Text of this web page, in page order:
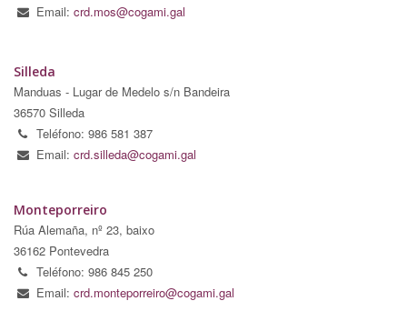
Email: crd.mos@cogami.gal
Silleda
Manduas - Lugar de Medelo s/n Bandeira
36570 Silleda
Teléfono: 986 581 387
Email: crd.silleda@cogami.gal
Monteporreiro
Rúa Alemaña, nº 23, baixo
36162 Pontevedra
Teléfono: 986 845 250
Email: crd.monteporreiro@cogami.gal